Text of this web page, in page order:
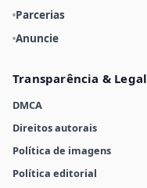
Parcerias
Anuncie
Transparência & Legal
DMCA
Direitos autorais
Política de imagens
Política editorial